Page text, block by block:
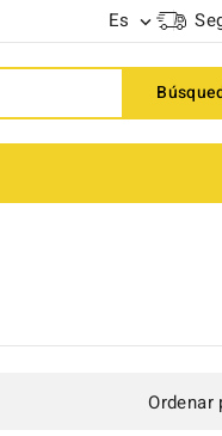
Es 
Ordenar